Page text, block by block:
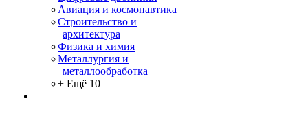
Авиация и космонавтика
Строительство и
архитектура
Физика и химия
Металлургия и
металлообработка
+ Ещё 10